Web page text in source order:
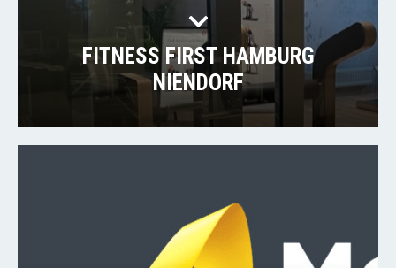
FITNESS FIRST HAMBURG
NIENDORF